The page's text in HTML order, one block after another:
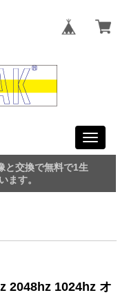
Toggle
と交換で無料で1生
ます。
2048hz 1024hz オ